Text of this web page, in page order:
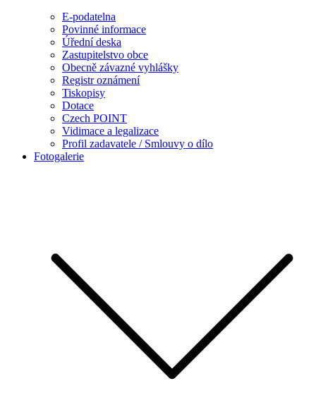
E-podatelna
Povinné informace
Úřední deska
Zastupitelstvo obce
Obecně závazné vyhlášky
Registr oznámení
Tiskopisy
Dotace
Czech POINT
Vidimace a legalizace
Profil zadavatele / Smlouvy o dílo
Fotogalerie